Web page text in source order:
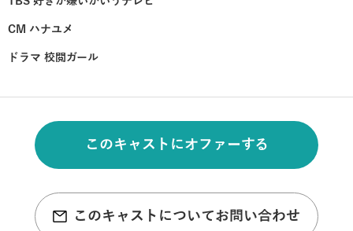
CM ハナユメ
ドラマ 校閲ガール
このキャストにオファーする
このキャストについてお問い合わせ